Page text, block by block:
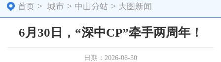
首页 >城市 > 中山分站 > 大图新闻
6月30日，“深中CP”牵手两周年！
日期：2026-06-30